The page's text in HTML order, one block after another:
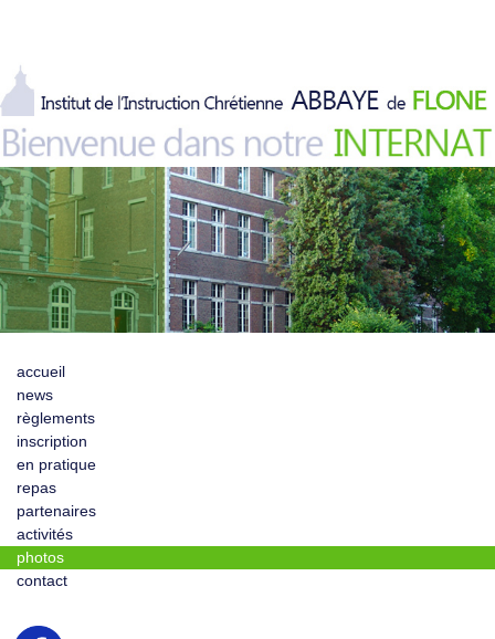
accueil
news
règlements
inscription
en pratique
repas
partenaires
activités
photos
contact